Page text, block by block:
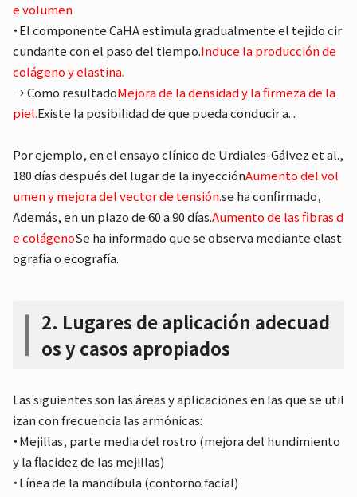
e volumen
・El componente CaHA estimula gradualmente el tejido cir
cundante con el paso del tiempo.Induce la producción de
colágeno y elastina.
→ Como resultadoMejora de la densidad y la firmeza de la
piel.Existe la posibilidad de que pueda conducir a...
Por ejemplo, en el ensayo clínico de Urdiales-Gálvez et al.,
180 días después del lugar de la inyecciónAumento del vol
umen y mejora del vector de tensión.se ha confirmado,
Además, en un plazo de 60 a 90 días.Aumento de las fibras d
e colágenoSe ha informado que se observa mediante elast
ografía o ecografía.
2. Lugares de aplicación adecuad
os y casos apropiados
Las siguientes son las áreas y aplicaciones en las que se util
izan con frecuencia las armónicas:
・Mejillas, parte media del rostro (mejora del hundimiento
y la flacidez de las mejillas)
・Línea de la mandíbula (contorno facial)